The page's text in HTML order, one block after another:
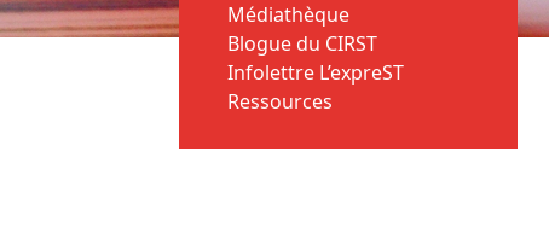
Médiathèque
Blogue du CIRST
Infolettre L’expreST
Ressources